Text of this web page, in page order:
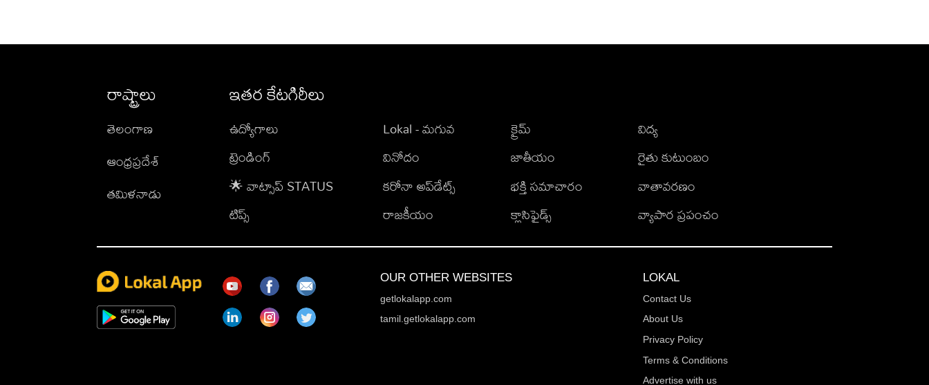
రాష్ట్రాలు
తెలంగాణ
ఆంధ్రప్రదేశ్
తమిళనాడు
ఇతర కేటగిరీలు
ఉద్యోగాలు
ట్రెండింగ్
🌟 వాట్సాప్ STATUS
టిప్స్
Lokal - మగువ
వినోదం
కరోనా అప్‌డేట్స్
రాజకీయం
క్రైమ్
జాతీయం
భక్తి సమాచారం
క్లాసిఫైడ్స్
విద్య
రైతు కుటుంబం
వాతావరణం
వ్యాపార ప్రపంచం
OUR OTHER WEBSITES
getlokalapp.com
tamil.getlokalapp.com
LOKAL
Contact Us
About Us
Privacy Policy
Terms & Conditions
Advertise with us